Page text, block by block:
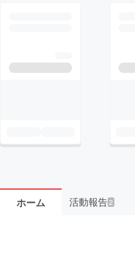
ホーム 活動報告2